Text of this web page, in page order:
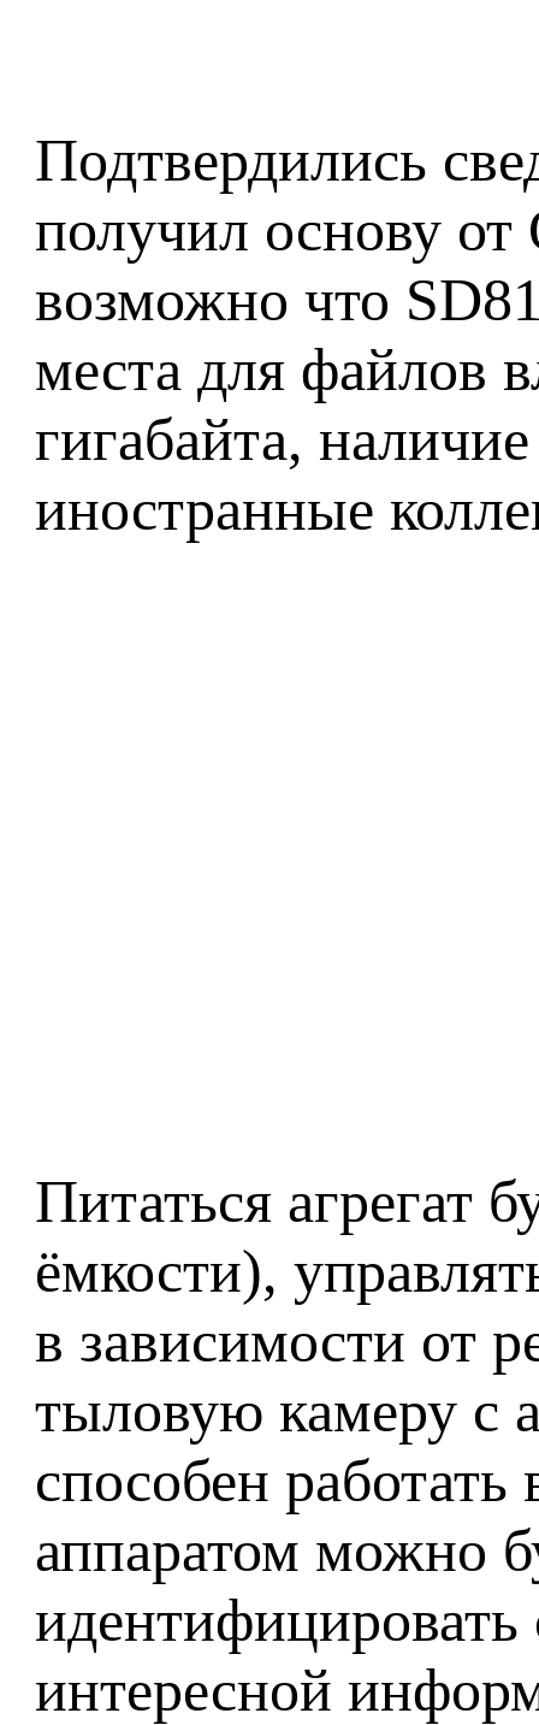
Подтвердились
получил основу от
возможно что
места для файлов
гигабайта,
иностранные
Питаться агрегат
ёмкости),
в зависимости от
тыловую камеру с
способен
аппаратом можно
интересной